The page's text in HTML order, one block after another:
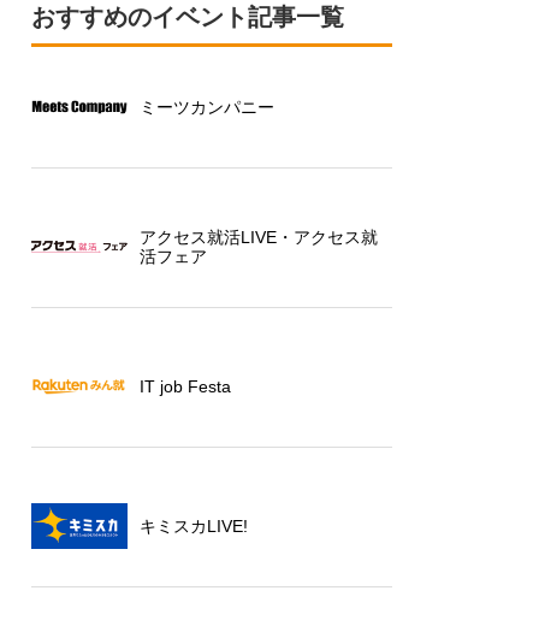
おすすめのイベント記事一覧
ミーツカンパニー
アクセス就活LIVE・アクセス就
活フェア
IT job Festa
キミスカLIVE!